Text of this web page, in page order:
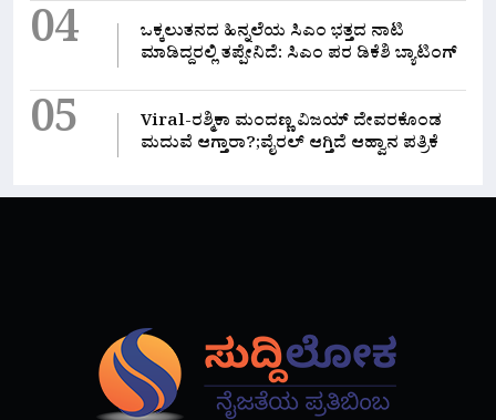
04
ಒಕ್ಕಲುತನದ ಹಿನ್ನಲೆಯ ಸಿಎಂ ಭತ್ತದ ನಾಟಿ
ಮಾಡಿದ್ದರಲ್ಲಿ‌ ತಪ್ಪೇನಿದೆ: ಸಿಎಂ ಪರ ಡಿಕೆಶಿ ಬ್ಯಾಟಿಂಗ್
05
Viral-ರಶ್ಮಿಕಾ ಮಂದಣ್ಣ ವಿಜಯ್ ದೇವರಕೊಂಡ
ಮದುವೆ ಆಗ್ತಾರಾ?;ವೈರಲ್ ಆಗ್ತಿದೆ ಆಹ್ವಾನ ಪತ್ರಿಕೆ